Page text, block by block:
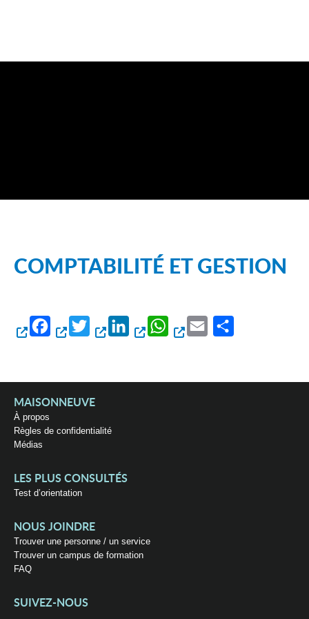
COMPTABILITÉ ET GESTION
FacebookTwitter LinkedInWhatsAppEmail
MAISONNEUVE
À propos
Règles de confidentialité
Médias
LES PLUS CONSULTÉS
Test d’orientation
NOUS JOINDRE
Trouver une personne / un service
Trouver un campus de formation
FAQ
SUIVEZ-NOUS